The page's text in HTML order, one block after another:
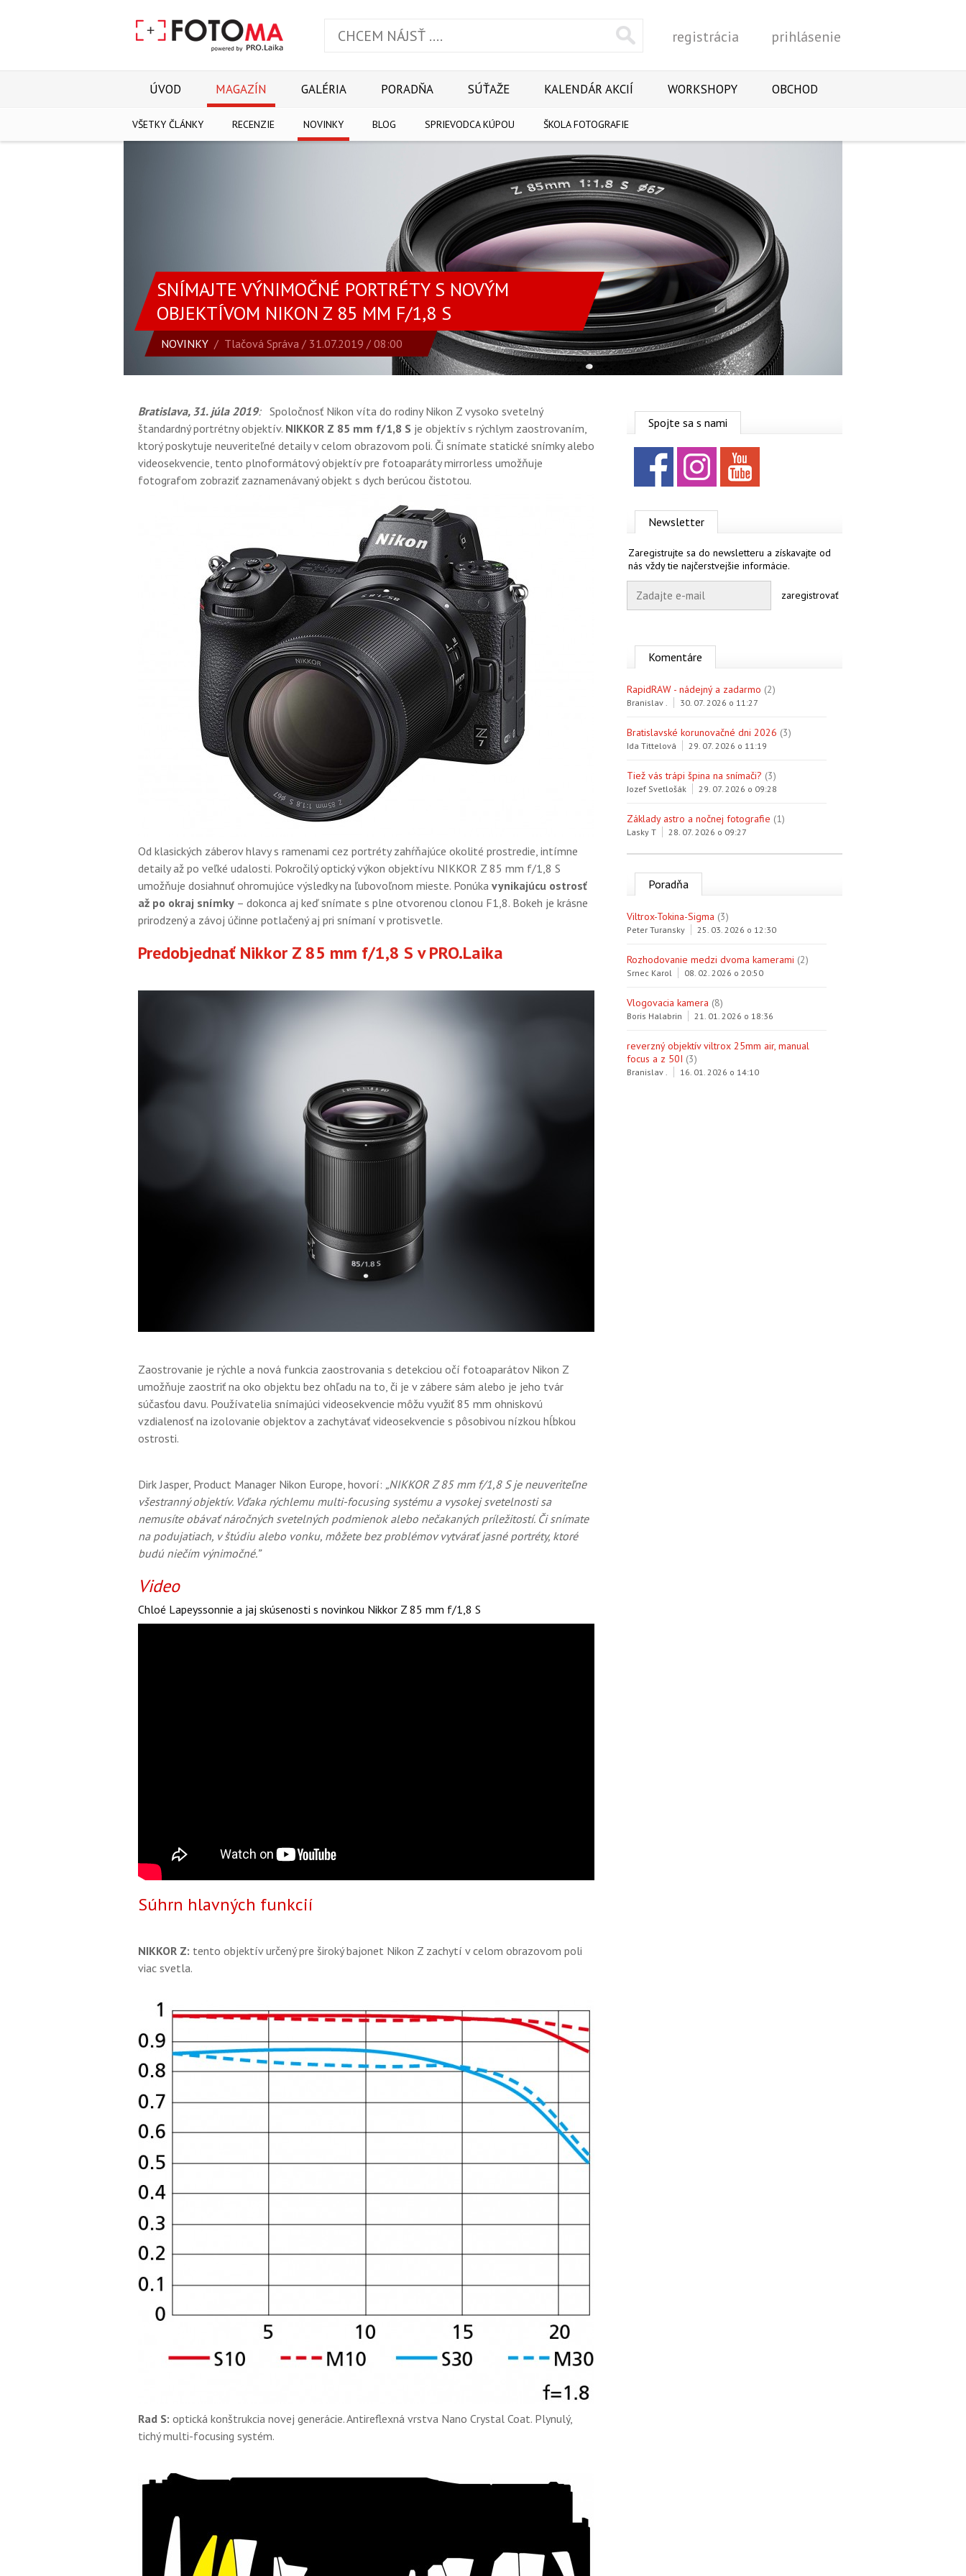
Vyhľadať
registrácia prihlásenie
ÚVOD MAGAZÍN
VŠETKY ČLÁNKY RECENZIE NOVINKY BLOG SPRIEVODCA KÚPOU ŠKOLA FOTOGRAFIE
GALÉRIA PORADŇA SÚŤAŽE KALENDÁR AKCIÍ WORKSHOPY OBCHOD
SNÍMAJTE VÝNIMOČNÉ PORTRÉTY S NOVÝM
OBJEKTÍVOM NIKON Z 85 MM F/1,8 S
NOVINKY/ Tlačová Správa / 31.07.2019 / 08:00
Bratislava, 31. júla 2019: Spoločnosť Nikon víta do rodiny Nikon Z vysoko svetelný
štandardný portrétny objektív. NIKKOR Z 85 mm f/1,8 S je objektív s rýchlym zaostrovaním,
ktorý poskytuje neuveriteľné detaily v celom obrazovom poli. Či snímate statické snímky alebo
videosekvencie, tento plnoformátový objektív pre fotoaparáty mirrorless umožňuje
fotografom zobraziť zaznamenávaný objekt s dych berúcou čistotou.
Od klasických záberov hlavy s ramenami cez portréty zahŕňajúce okolité prostredie, intímne
detaily až po veľké udalosti. Pokročilý optický výkon objektívu NIKKOR Z 85 mm f/1,8 S
umožňuje dosiahnuť ohromujúce výsledky na ľubovoľnom mieste. Ponúka vynikajúcu ostrosť
až po okraj snímky – dokonca aj keď snímate s plne otvorenou clonou F1,8. Bokeh je krásne
prirodzený a závoj účinne potlačený aj pri snímaní v protisvetle.
Predobjednať Nikkor Z 85 mm f/1,8 S v PRO.Laika
Zaostrovanie je rýchle a nová funkcia zaostrovania s detekciou očí fotoaparátov Nikon Z
umožňuje zaostriť na oko objektu bez ohľadu na to, či je v zábere sám alebo je jeho tvár
súčasťou davu. Používatelia snímajúci videosekvencie môžu využiť 85 mm ohniskovú
vzdialenosť na izolovanie objektov a zachytávať videosekvencie s pôsobivou nízkou hĺbkou
ostrosti.
Dirk Jasper, Product Manager Nikon Europe, hovorí: „NIKKOR Z 85 mm f/1,8 S je neuveriteľne
všestranný objektív. Vďaka rýchlemu multi-focusing systému a vysokej svetelnosti sa
nemusíte obávať náročných svetelných podmienok alebo nečakaných príležitostí. Či snímate
na podujatiach, v štúdiu alebo vonku, môžete bez problémov vytvárať jasné portréty, ktoré
budú niečím výnimočné.”
Video
Chloé Lapeyssonnie a jaj skúsenosti s novinkou Nikkor Z 85 mm f/1,8 S
Súhrn hlavných funkcií
NIKKOR Z: tento objektív určený pre široký bajonet Nikon Z zachytí v celom obrazovom poli
viac svetla.
Rad S: optická konštrukcia novej generácie. Antireflexná vrstva Nano Crystal Coat. Plynulý,
tichý multi-focusing systém.
Spojte sa s nami
Facebook
Newsletter
Zaregistrujte sa do newsletteru a získavajte od
nás vždy tie najčerstvejšie informácie.
zaregistrovať
Komentáre
RapidRAW - nádejný a zadarmo (2)
Branislav . 30. 07. 2026 o 11:27
Bratislavské korunovačné dni 2026 (3)
Ida Tittelová 29. 07. 2026 o 11:19
Tiež vás trápi špina na snímači? (3)
Jozef Svetlošák 29. 07. 2026 o 09:28
Základy astro a nočnej fotografie (1)
Lasky T 28. 07. 2026 o 09:27
Poradňa
Viltrox-Tokina-Sigma (3)
Peter Turansky 25. 03. 2026 o 12:30
Rozhodovanie medzi dvoma kamerami (2)
Srnec Karol 08. 02. 2026 o 20:50
Vlogovacia kamera (8)
Boris Halabrin 21. 01. 2026 o 18:36
reverzný objektív viltrox 25mm air, manual
focus a z 50I (3)
Branislav . 16. 01. 2026 o 14:10